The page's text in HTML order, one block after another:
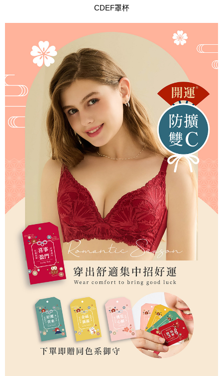
CDEF罩杯